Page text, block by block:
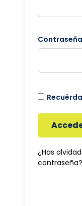
Contraseña
¿Has
contraseña?